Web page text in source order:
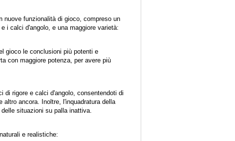
nuove funzionalità di gioco, compreso un
i calci d'angolo, e una maggiore varietà:
gioco le conclusioni più potenti e
con maggiore potenza, per avere più
di rigore e calci d'angolo, consentendoti di
ancora. Inoltre, l'inquadratura della
situazioni su palla inattiva.
e realistiche: